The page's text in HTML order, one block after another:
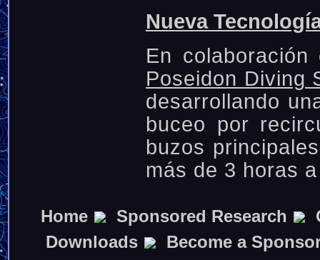
Nueva
En
Poseidon Diving
desarrollando
buceo por
buzos
más de 3 horas
Home Sponsored Research
Downloads
Become a